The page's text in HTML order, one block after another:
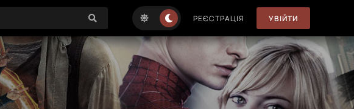
РЕЄСТРАЦІЯ УВІЙТИ